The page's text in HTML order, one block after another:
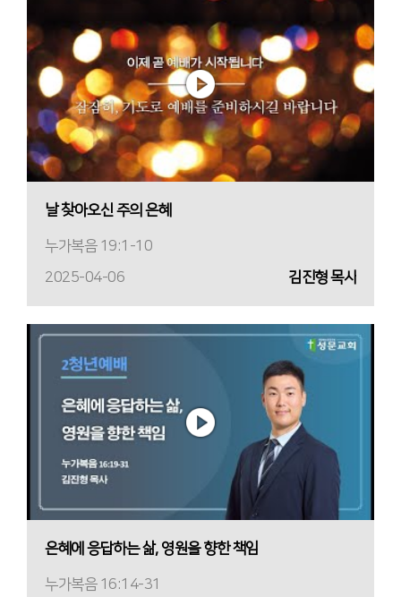
날 찾아오신 주의 은혜
누가복음 19:1-10
2025-04-06
김진형 목사
은혜에 응답하는 삶, 영원을 향한 책임
누가복음 16:14-31